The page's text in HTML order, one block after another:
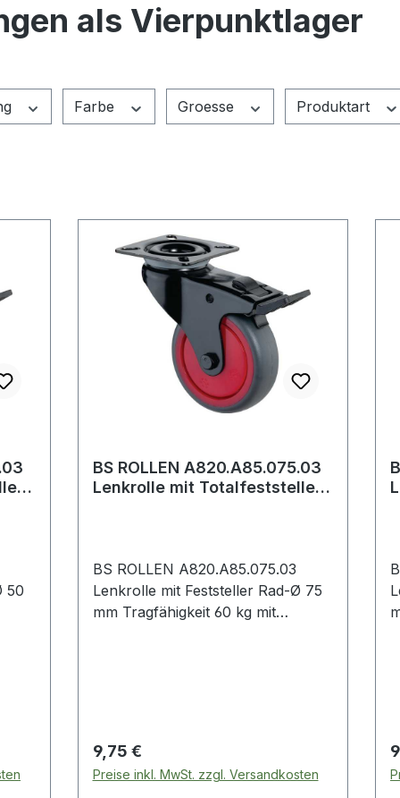
als Vierpunktlager
Farbe Groesse Produktart
BS ROLLEN A820.A85.075.03
Lenkrolle mit Totalfeststeller
BS ROLLEN A820.A85.075.03
Lenkrolle mit Feststeller Rad-Ø 75
mm Tragfähigkeit 60 kg mit
Gummirad grau · Radkörper
Kunststoff rot · sehr hoher
Rollwiderstand · hohe
Regulärer Preis:
9,75 €
Preise inkl. MwSt. zzgl. Versandkosten